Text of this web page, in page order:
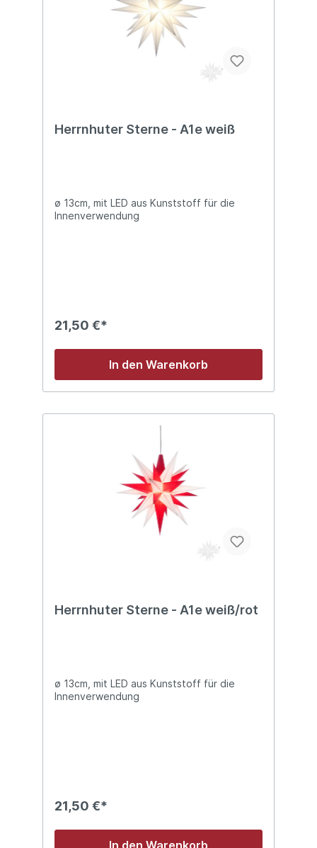
Herrnhuter Sterne - A1e weiß
ø 13cm, mit LED aus Kunststoff für die
Innenverwendung
21,50 €*
In den Warenkorb
Herrnhuter Sterne - A1e weiß/rot
ø 13cm, mit LED aus Kunststoff für die
Innenverwendung
21,50 €*
In den Warenkorb